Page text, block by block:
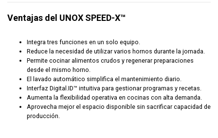
Ventajas del UNOX SPEED-X™
Integra tres funciones en un solo equipo.
Reduce la necesidad de utilizar varios hornos durante la jornada.
Permite cocinar alimentos crudos y regenerar preparaciones
desde el mismo horno.
El lavado automático simplifica el mantenimiento diario.
Interfaz Digital.ID™ intuitiva para gestionar programas y recetas.
Aumenta la flexibilidad operativa en cocinas con alta demanda.
Aprovecha mejor el espacio disponible sin sacrificar capacidad de
producción.